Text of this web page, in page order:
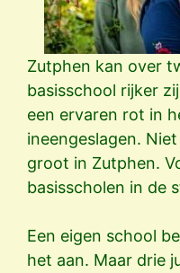
Zutphen kan over
basisschool rijker
een ervaren rot in
ineengeslagen.
groot in Zutphen.
basisscholen in de
Een eigen school
het aan. Maar drie